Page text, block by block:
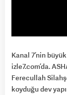
Kanal 7’nin
izle7.com’da.
Ferecullah
koyduğu dev